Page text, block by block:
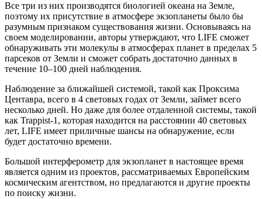
Все три из них производятся биологией океана на Земле,
поэтому их присутствие в атмосфере экзопланеты было бы
разумным признаком существования жизни. Основываясь на
своем моделировании, авторы утверждают, что LIFE сможет
обнаруживать эти молекулы в атмосферах планет в пределах 5
парсеков от Земли и сможет собрать достаточно данных в
течение 10–100 дней наблюдения.
Наблюдение за ближайшей системой, такой как Проксима
Центавра, всего в 4 световых годах от Земли, займет всего
несколько дней. Но даже для более отдаленной системы, такой
как Trappist-1, которая находится на расстоянии 40 световых
лет, LIFE имеет приличные шансы на обнаружение, если
будет достаточно времени.
Большой интерферометр для экзопланет в настоящее время
является одним из проектов, рассматриваемых Европейским
космическим агентством, но предлагаются и другие проекты
по поиску жизни.